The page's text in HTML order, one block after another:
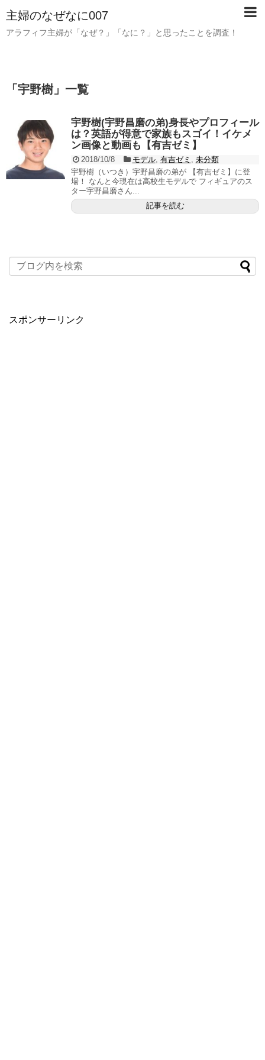
主婦のなぜなに007
アラフィフ主婦が「なぜ？」「なに？」と思ったことを調査！
「 宇野樹」 一覧
宇野樹(宇野昌磨の弟)身長やプロフィール
は？英語が得意で家族もスゴイ！イケメ
ン画像と動画も【有吉ゼミ】
2018/10/8 モデル, 有吉ゼミ
未分類
宇野樹（いつき）宇野昌磨の弟が 【有吉ゼミ】に登
場！ なんと今現在は高校生モデルで フィギュアのス
ター宇野昌磨さん...
記事を読む
スポンサーリンク